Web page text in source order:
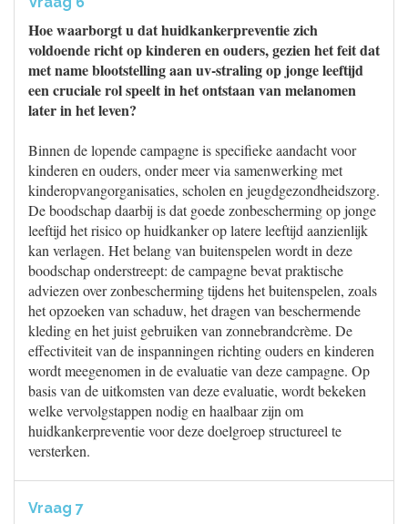
Hoe waarborgt u dat huidkankerpreventie zich
voldoende richt op kinderen en ouders, gezien het feit dat
met name blootstelling aan uv-straling op jonge leeftijd
een cruciale rol speelt in het ontstaan van melanomen
later in het leven?
Binnen de lopende campagne is specifieke aandacht voor
kinderen en ouders, onder meer via samenwerking met
kinderopvangorganisaties, scholen en jeugdgezondheidszorg.
De boodschap daarbij is dat goede zonbescherming op jonge
leeftijd het risico op huidkanker op latere leeftijd aanzienlijk
kan verlagen. Het belang van buitenspelen wordt in deze
boodschap onderstreept: de campagne bevat praktische
adviezen over zonbescherming tijdens het buitenspelen, zoals
het opzoeken van schaduw, het dragen van beschermende
kleding en het juist gebruiken van zonnebrandcrème. De
effectiviteit van de inspanningen richting ouders en kinderen
wordt meegenomen in de evaluatie van deze campagne. Op
basis van de uitkomsten van deze evaluatie, wordt bekeken
welke vervolgstappen nodig en haalbaar zijn om
huidkankerpreventie voor deze doelgroep structureel te
versterken.
Vraag 7